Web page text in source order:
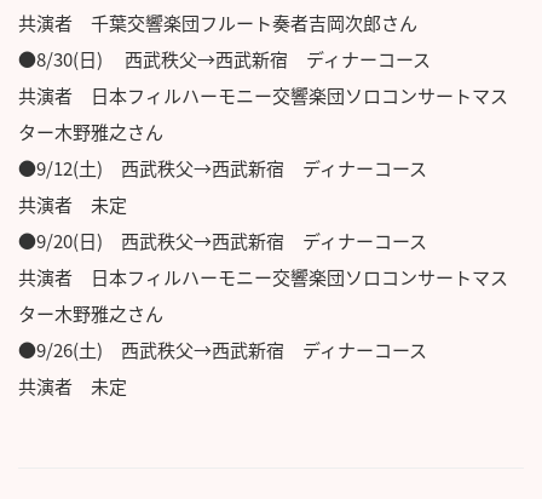
共演者 千葉交響楽団フルート奏者吉岡次郎さん
●8/30(日) 西武秩父→西武新宿 ディナーコース
共演者 日本フィルハーモニー交響楽団ソロコンサートマス
ター木野雅之さん
●9/12(土) 西武秩父→西武新宿 ディナーコース
共演者 未定
●9/20(日) 西武秩父→西武新宿 ディナーコース
共演者 日本フィルハーモニー交響楽団ソロコンサートマス
ター木野雅之さん
●9/26(土) 西武秩父→西武新宿 ディナーコース
共演者 未定